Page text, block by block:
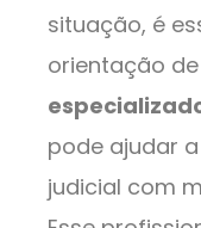
situação, é
orientação
pode ajudar
judicial com